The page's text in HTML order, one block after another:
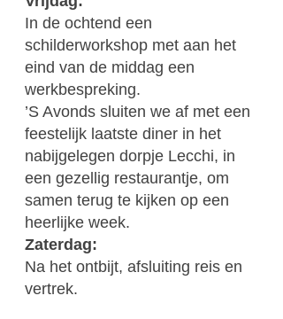
In de ochtend een
schilderworkshop met aan het
eind van de middag een
werkbespreking.
’S Avonds sluiten we af met een
feestelijk laatste diner in het
nabijgelegen dorpje Lecchi, in
een gezellig restaurantje, om
samen terug te kijken op een
heerlijke week.
Zaterdag:
Na het ontbijt, afsluiting reis en
vertrek.